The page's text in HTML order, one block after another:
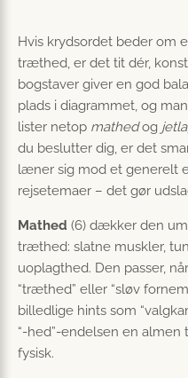
Hvis krydsordet beder om
træthed, er det tit dér,
bogstaver giver en god
plads i diagrammet, og
lister netop mathedog
du beslutter dig, er det
læner sig mod et generelt
rejsetemaer – det gør
Mathed (6) dækker den
træthed: slatne muskler,
uoplagthed. Den passer,
“træthed” eller “sløv
billedlige hints som
“-hed”-endelsen en
fysisk.